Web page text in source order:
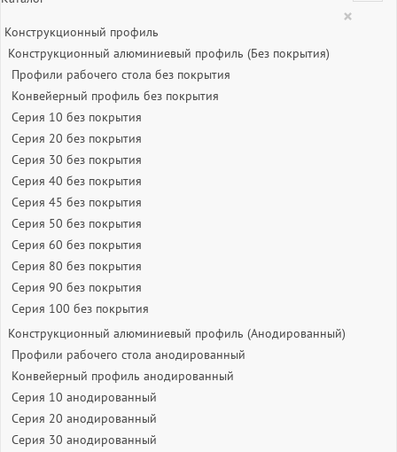
×
Конструкционный профиль
Конструкционный алюминиевый профиль (Без покрытия)
Профили рабочего стола без покрытия
Конвейерный профиль без покрытия
Серия 10 без покрытия
Серия 20 без покрытия
Серия 30 без покрытия
Серия 40 без покрытия
Серия 45 без покрытия
Серия 50 без покрытия
Серия 60 без покрытия
Серия 80 без покрытия
Серия 90 без покрытия
Серия 100 без покрытия
Конструкционный алюминиевый профиль (Анодированный)
Профили рабочего стола анодированный
Конвейерный профиль анодированный
Серия 10 анодированный
Серия 20 анодированный
Серия 30 анодированный